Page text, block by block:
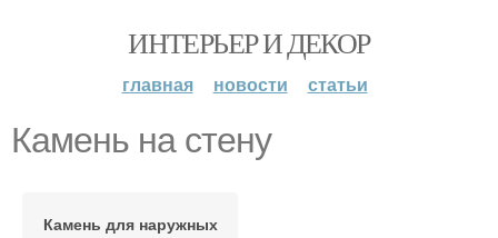
ИНТЕРЬЕР И ДЕКОР
главная новости статьи
Камень на стену
Камень для наружных